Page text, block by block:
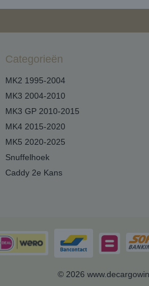
Categorieën
MK2 1995-2004
MK3 2004-2010
MK3 GP 2010-2015
MK4 2015-2020
MK5 2020-2025
Snuffelhoek
Caddy 2e Kans
© 2026